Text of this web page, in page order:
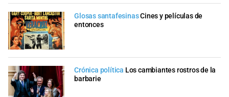
Glosas santafesinasCines y películas de
entonces
Crónica política Los cambiantes rostros de la
barbarie